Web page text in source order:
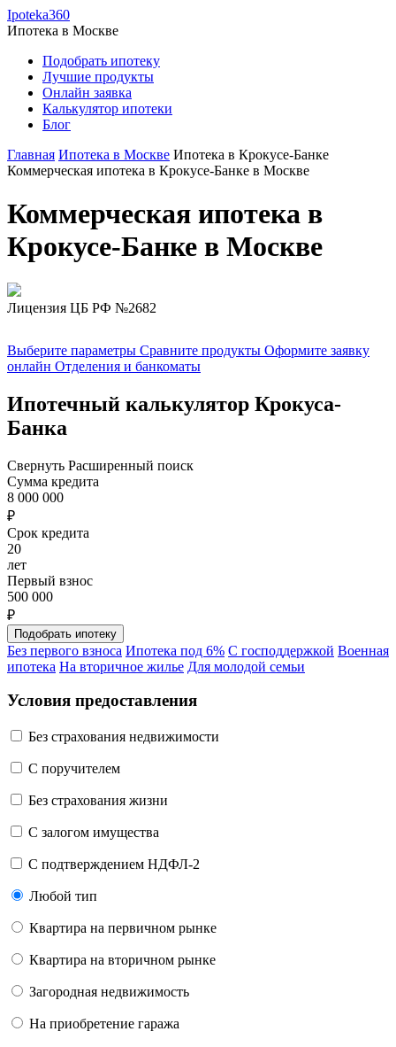
Ipoteka360
Ипотека в Москве
Подобрать ипотеку
Лучшие продукты
Онлайн заявка
Калькулятор ипотеки
Блог
Главная Ипотека в Москве Ипотека в Крокусе-Банке
Коммерческая ипотека в Крокусе-Банке в Москве
Коммерческая ипотека в
Крокусе-Банке в Москве
Лицензия ЦБ РФ №2682
Выберите параметры Сравните продукты Оформите заявку
онлайн Отделения и банкоматы
Ипотечный калькулятор Крокуса-
Банка
Свернуть Расширенный поиск
Сумма кредита
8 000 000
₽
Срок кредита
20
лет
Первый взнос
500 000
₽
Без первого взноса Ипотека под 6% С господдержкой Военная
ипотека На вторичное жилье Для молодой семьи
Условия предоставления
Без страхования недвижимости
C поручителем
Без страхования жизни
С залогом имущества
С подтверждением НДФЛ-2
Любой тип
Квартира на первичном рынке
Квартира на вторичном рынке
Загородная недвижимость
На приобретение гаража